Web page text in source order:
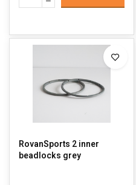
RovanSports 2 inner
beadlocks grey